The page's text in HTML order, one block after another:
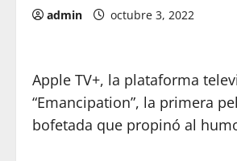
admin octubre 3, 2022
Apple TV+, la plataforma
“Emancipation”, la primera
bofetada que propinó al